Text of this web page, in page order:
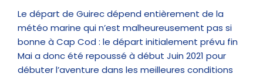
Le départ de Guirec dépend entièrement de la
météo marine qui n’est malheureusement pas si
bonne à Cap Cod : le départ initialement prévu fin
Mai a donc été repoussé à début Juin 2021 pour
débuter l’aventure dans les meilleures conditions